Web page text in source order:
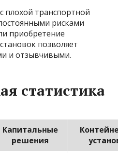
плохой транспортной
рисками
приобретение
позволяет
и отзывчивыми.
статистика
Капитальные
решения